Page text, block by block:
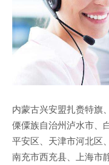
内蒙古兴安盟扎赉特旗
傈僳族自治州泸水市、
平安区、天津市河北区
南充市西充县、上海市